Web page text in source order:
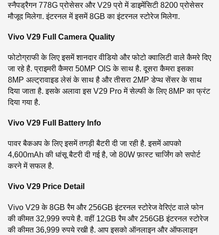
स्नैपड्रैगन 778G प्रोसेसर और V29 प्रो में डाइमेंसिटी 8200 प्रोसेसर
मौजूद मिलेगा. इंटरनल में इसमें 8GB का इंटरनल स्टोरेज मिलेगा.
Vivo V29 Full Camera Quality
फोटोग्राफी के लिए इसमें शानदार वीडियो और फोटो क्वालिटी वाले कैमरे दिए
जा रहे है. प्राइमरी कैमरा 50MP OIS के साथ है. दूसरा कैमरा इसका
8MP अल्ट्रावाइड लेसं के साथ है और तीसरा 2MP डेप्थ सेंसर के साथ
दिया जाता है. इसके अलावा इस V29 Pro में सेल्फी के लिए 8MP का फ्रंट
दिया गया है.
Vivo V29 Full Battery Info
पावर बैकअप के लिए इसमें तगड़ी बैटरी दी जा रही है. इसमें आपको
4,600mAh की धांसू बैटरी दी गई है, जो 80W फ़ास्ट चार्जिंग को सपोर्ट
करने में सफल है.
Vivo V29 Price Detail
Vivo V29 के 8GB रैम और 256GB इंटरनल स्टोरेज वेरिएंट वाले फोन
की कीमत 32,999 रुपये है. वहीं 12GB रैम और 256GB इंटरनल स्टोरेज
की कीमत 36,999 रुपये रखी है. आप इसको ऑनलाइन और ऑफलाइन